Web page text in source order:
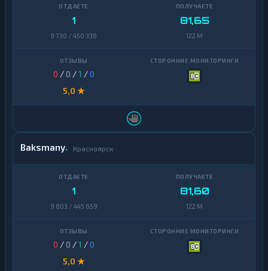
1
9 730 / 450 336
81,65
122 M
0 / 0 /1 /0
5,0 ★
Baksmany Красноярск
1
9 803 / 445 659
81,60
122 M
0 / 0 /1 /0
5,0 ★